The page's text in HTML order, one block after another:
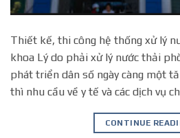
Thiết kế, thi công hệ thống xử lý
khoa Lý do phải xử lý nước
phát triển dân số ngày càng một
thì nhu cầu về y tế và các dịch vụ
CONTINUE